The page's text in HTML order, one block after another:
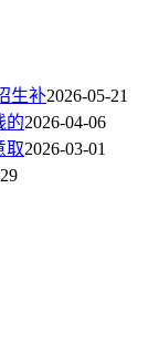
生补2026-05-21
的2026-04-06
取2026-03-01